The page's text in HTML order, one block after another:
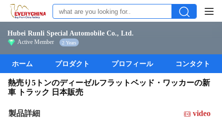
Hubei Runli Special Automobile Co., Ltd.
Active Member 2 Years
ホーム プロダクト プロフィール コンタクト
熱売り5トンのディーゼルフラットベッド・ワッカーの新
車 トラック 日本販売
製品詳細 video